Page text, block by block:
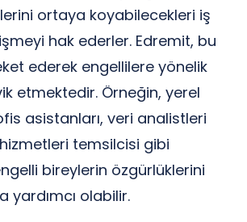
ortaya koyabilecekleri iş
hak ederler. Edremit, bu
ederek engellilere yönelik
etmektedir. Örneğin, yerel
asistanları, veri analistleri
temsilcisi gibi
bireylerin özgürlüklerini
yardımcı olabilir.